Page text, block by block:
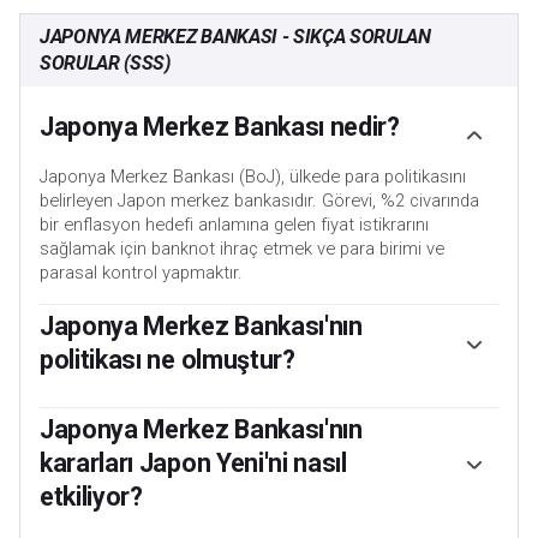
JAPONYA MERKEZ BANKASI - SIKÇA SORULAN
SORULAR (SSS)
Japonya Merkez Bankası nedir?
Japonya Merkez Bankası (BoJ), ülkede para politikasını
belirleyen Japon merkez bankasıdır. Görevi, %2 civarında
bir enflasyon hedefi anlamına gelen fiyat istikrarını
sağlamak için banknot ihraç etmek ve para birimi ve
parasal kontrol yapmaktır.
Japonya Merkez Bankası'nın
politikası ne olmuştur?
ekonomiyi canlandırmak ve enflasyonu körüklemek
amacıyla 2013 yılında ultra gevşek bir para politikası
uygulamaya başlamıştır. Bankanın politikası Niceliksel ve
Niteliksel Gevşemeye (QQE) ya da likidite sağlamak için
Japonya Merkez Bankası'nın
kararları Japon Yeni'ni nasıl
etkiliyor?